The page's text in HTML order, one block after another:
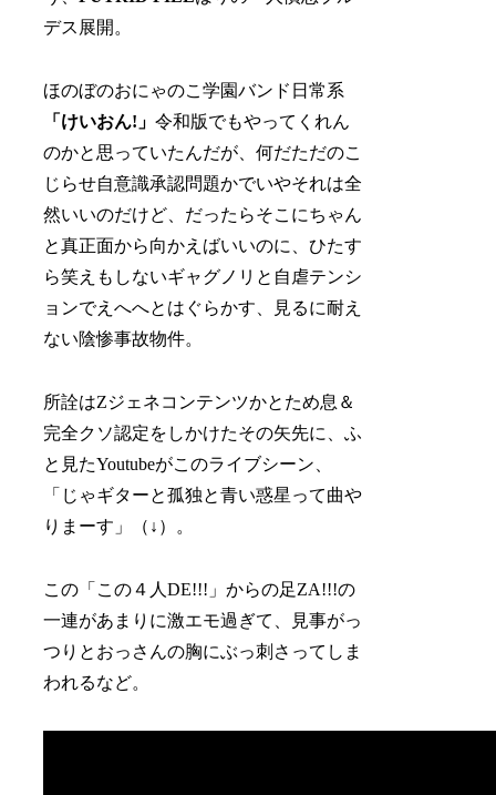
デス展開。
ほのぼのおにゃのこ学園バンド日常系
「けいおん!」令和版でもやってくれん
のかと思っていたんだが、何だただのこ
じらせ自意識承認問題かでいやそれは全
然いいのだけど、だったらそこにちゃん
と真正面から向かえばいいのに、ひたす
ら笑えもしないギャグノリと自虐テンシ
ョンでえへへとはぐらかす、見るに耐え
ない陰惨事故物件。
所詮はZジェネコンテンツかとため息＆
完全クソ認定をしかけたその矢先に、ふ
と見たYoutubeがこのライブシーン、
「じゃギターと孤独と青い惑星って曲や
りまーす」（↓）。
この「この４人DE!!!」からの足ZA!!!の
一連があまりに激エモ過ぎて、見事がっ
つりとおっさんの胸にぶっ刺さってしま
われるなど。